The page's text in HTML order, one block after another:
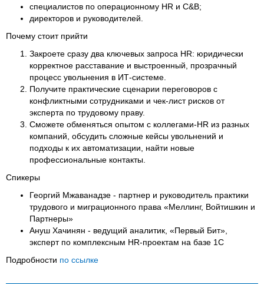
специалистов по операционному HR и C&B;
директоров и руководителей.
Почему стоит прийти
Закроете сразу два ключевых запроса HR: юридически
корректное расставание и выстроенный, прозрачный
процесс увольнения в ИТ-системе.
Получите практические сценарии переговоров с
конфликтными сотрудниками и чек‑лист рисков от
эксперта по трудовому праву.
Сможете обменяться опытом с коллегами‑HR из разных
компаний, обсудить сложные кейсы увольнений и
подходы к их автоматизации, найти новые
профессиональные контакты.
Спикеры
Георгий Мжаванадзе - партнер и руководитель практики
трудового и миграционного права «Меллинг, Войтишкин и
Партнеры»
Ануш Хачинян - ведущий аналитик, «Первый Бит»,
эксперт по комплексным HR-проектам на базе 1С
Подробности по ссылке